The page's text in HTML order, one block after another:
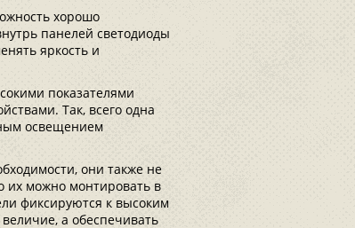
хорошо
панелей светодиоды
яркость и
показателями
Так, всего одна
освещением
они также не
их можно монтировать в
фиксируются к высоким
а обеспечивать